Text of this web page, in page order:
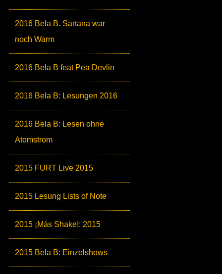
2016 Bela B. Sartana war
noch Warm
2016 Bela B feat Pea Devlin
2016 Bela B: Lesungen 2016
2016 Bela B: Lesen ohne
Atomstrom
2015 FURT Live 2015
2015 Lesung Lists of Note
2015 ¡Más Shake!: 2015
2015 Bela B: Einzelshows